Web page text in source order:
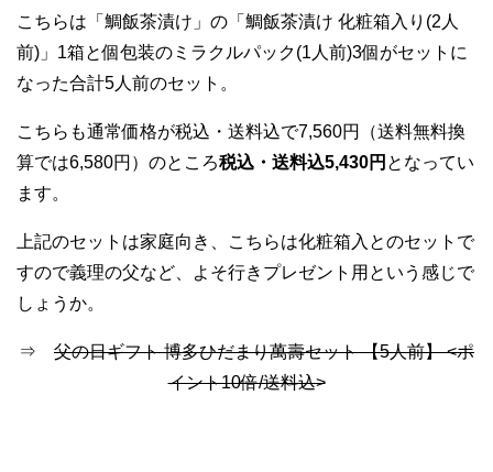
こちらは「鯛飯茶漬け」の「鯛飯茶漬け 化粧箱入り(2人
前)」1箱と個包装のミラクルパック(1人前)3個がセットに
なった合計5人前のセット。
こちらも通常価格が税込・送料込で7,560円（送料無料換
算では6,580円）のところ税込・送料込5,430円 となってい
ます。
上記のセットは家庭向き、こちらは化粧箱入とのセットで
すので義理の父など、よそ行きプレゼント用という感じで
しょうか。
⇒ 父の日ギフト 博多ひだまり萬壽セット 【5人前】 <ポ
イント10倍/送料込>